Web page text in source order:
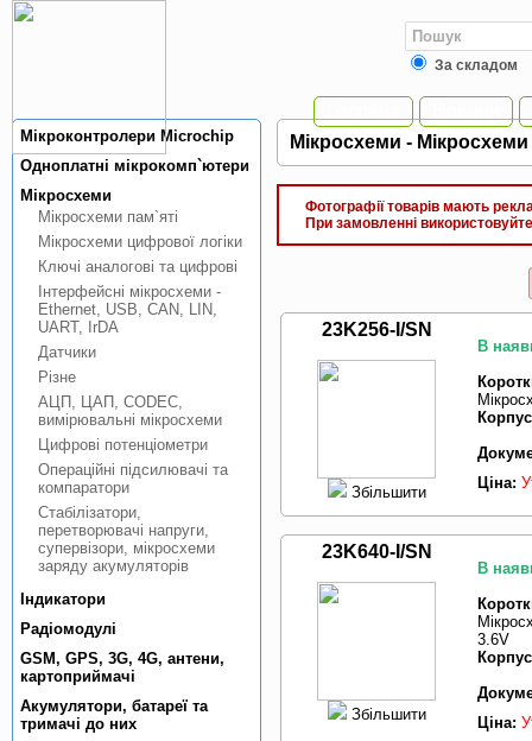
За складом
Мiкроконтролери Microchip
Одноплатнi мiкрокомп`ютери
Мiкросхеми
Мiкросхеми пам`ятi
Мiкросхеми цифрової логiки
Ключi аналоговi та цифровi
Інтерфейснi мiкросхеми -
Ethernet, USB, CAN, LIN,
UART, IrDA
Датчики
Рiзне
АЦП, ЦАП, CODEC,
вимiрювальнi мiкросхеми
Цифровi потенцiометри
Операцiйнi пiдсилювачi та
компаратори
Стабiлiзатори,
перетворювачi напруги,
супервiзори, мiкросхеми
заряду акумуляторiв
Індикатори
Радiомодулi
GSM, GPS, 3G, 4G, антени,
картоприймачi
Акумулятори, батареї та
тримачi до них
Мiкросхеми - Мiкросхеми
Фотографії товарів мають
При замовленні
23K256-I/SN
Збільшити
В
Ціна:
23K640-I/SN
Збільшити
В
3.6V
Ціна: